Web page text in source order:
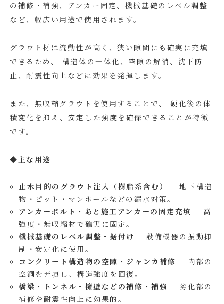
の補修・補強、アンカー固定、機械基礎のレベル調整
など、幅広い用途で使用されます。
グラウト材は流動性が高く、狭い隙間にも確実に充填
できるため、 構造体の一体化、空隙の解消、沈下防
止、耐震性向上などに効果を発揮します。
また、無収縮グラウトを使用することで、 硬化後の体
積変化を抑え、安定した強度を確保できることが特徴
です。
◆主な用途
止水目的のグラウト注入（樹脂系含む）
地下構造
物・ピット・マンホールなどの漏水対策。
アンカーボルト・あと施工アンカーの固定充填
高
強度・無収縮材で確実に固定。
機械基礎のレベル調整・据付け
設備機器の振動抑
制・安定化に使用。
コンクリート構造物の空隙・ジャンカ補修
内部の
空洞を充填し、構造強度を回復。
橋梁・トンネル・擁壁などの補修・補強
劣化部の
補修や耐震性向上に効果的。